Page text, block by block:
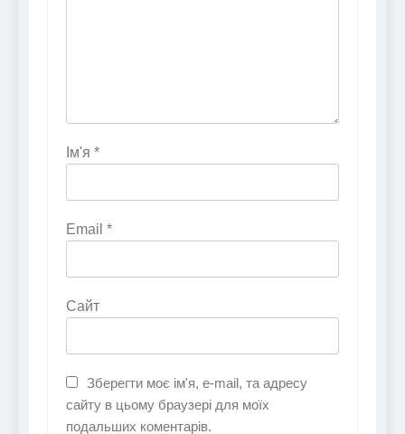
Ім'я *
Email *
Сайт
Зберегти моє ім'я, e-mail, та адресу
сайту в цьому браузері для моїх
подальших коментарів.